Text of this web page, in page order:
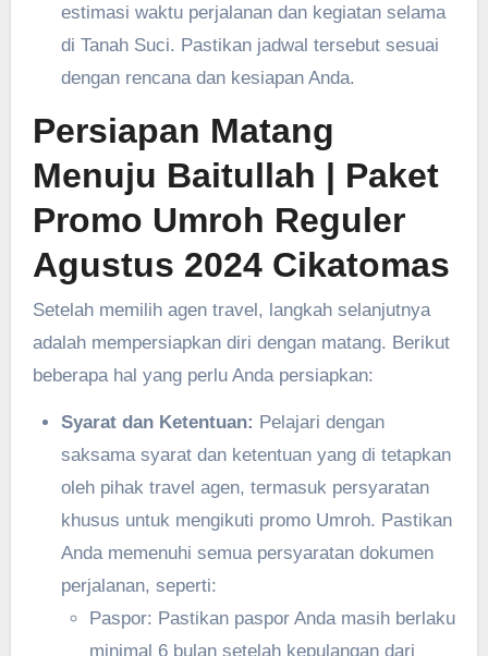
estimasi waktu perjalanan dan kegiatan selama
di Tanah Suci. Pastikan jadwal tersebut sesuai
dengan rencana dan kesiapan Anda.
Persiapan Matang
Menuju Baitullah | Paket
Promo Umroh Reguler
Agustus 2024 Cikatomas
Setelah memilih agen travel, langkah selanjutnya
adalah mempersiapkan diri dengan matang. Berikut
beberapa hal yang perlu Anda persiapkan:
Syarat dan Ketentuan: Pelajari dengan
saksama syarat dan ketentuan yang di tetapkan
oleh pihak travel agen, termasuk persyaratan
khusus untuk mengikuti promo Umroh. Pastikan
Anda memenuhi semua persyaratan dokumen
perjalanan, seperti:
Paspor: Pastikan paspor Anda masih berlaku
minimal 6 bulan setelah kepulangan dari